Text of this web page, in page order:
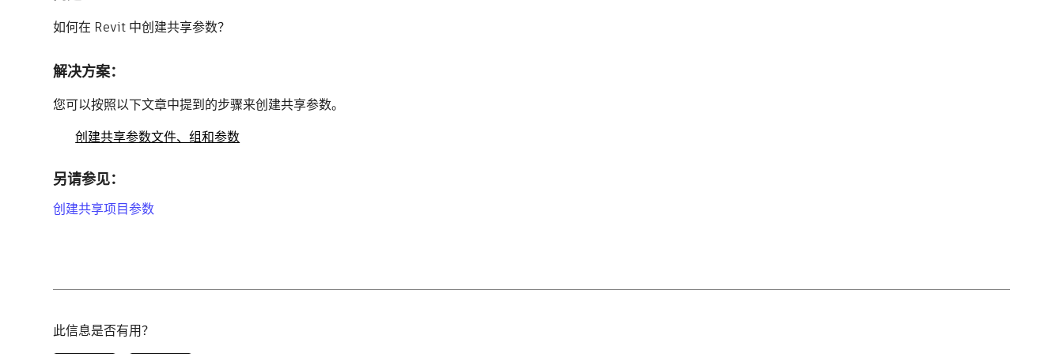
如何在 Revit 中创建共享参数？
解决方案：
您可以按照以下文章中提到的步骤来创建共享参数。
创建共享参数文件、组和参数
另请参见：
创建共享项目参数
此信息是否有用？